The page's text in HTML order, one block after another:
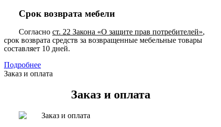
Срок возврата мебели
Согласно ст. 22 Закона «О защите прав потребителей»,
срок возврата средств за возвращенные мебельные товары
составляет 10 дней.
Подробнее
Заказ и оплата
Заказ и оплата